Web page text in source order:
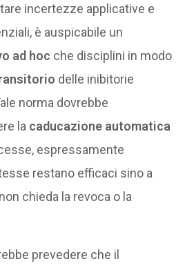
incertezze applicative e
è auspicabile un
ad hoc che disciplini in modo
delle inibitorie
norma dovrebbe
la caducazione automatica
espressamente
restano efficaci sino a
chieda la revoca o la
prevedere che il